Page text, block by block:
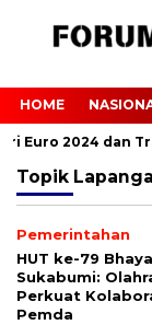
HOME
Euro 2024 dan
Topik
Pemerintahan
HUT ke-79
Sukabumi:
Perkuat
Pemda